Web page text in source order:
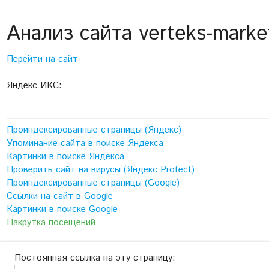
Анализ сайта verteks-
Перейти на сайт
Яндекс ИКС:
Проиндексированные страницы (Яндекс)
Упоминание сайта в поиске Яндекса
Картинки в поиске Яндекса
Проверить сайт на вирусы (Яндекс Protect)
Проиндексированные страницы (Google)
Ссылки на сайт в Google
Картинки в поиске Google
Накрутка посещений
Постоянная ссылка на эту страницу: